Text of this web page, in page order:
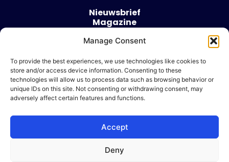
Manage Consent
To provide the best experiences, we use technologies like cookies to
store and/or access device information. Consenting to these
technologies will allow us to process data such as browsing behavior or
unique IDs on this site. Not consenting or withdrawing consent, may
adversely affect certain features and functions.
Accept
Deny
Nieuwsbrief
Magazine
Over
Algemene voorwaarden
Cookie beleid
Ik wil adverteren